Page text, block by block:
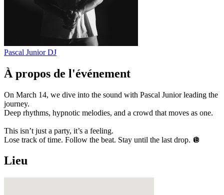
Pascal Junior DJ
À propos de l'événement
On March 14, we dive into the sound with Pascal Junior leading the
journey.
Deep rhythms, hypnotic melodies, and a crowd that moves as one.
This isn’t just a party, it’s a feeling.
Lose track of time. Follow the beat. Stay until the last drop. 🪩
Lieu